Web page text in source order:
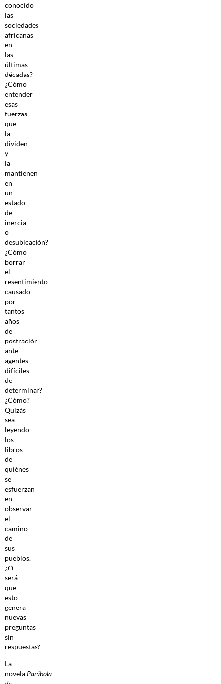
conocido
las
sociedades
africanas
en
las
últimas
décadas?
¿Cómo
entender
esas
fuerzas
que
la
dividen
y
la
mantienen
en
un
estado
de
inercia
o
desubicación?
¿Cómo
borrar
el
resentimiento
causado
por
tantos
años
de
postración
ante
agentes
difíciles
de
determinar?
¿Cómo?
Quizás
sea
leyendo
los
libros
de
quiénes
se
esfuerzan
en
observar
el
camino
de
sus
pueblos.
¿O
será
que
esto
genera
nuevas
preguntas
sin
respuestas?
La
novela Parábola